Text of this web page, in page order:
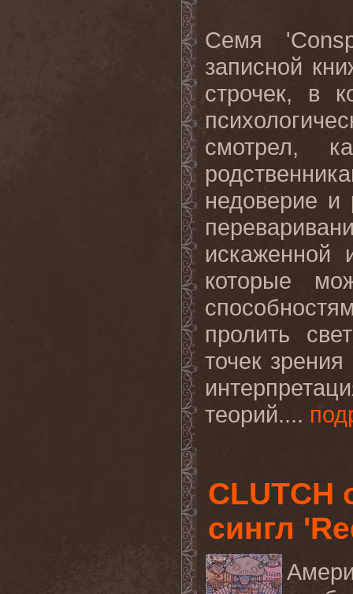
Семя
записной
строчек, в
смотрел,
недоверие и
искаженной
которые
пролить
точек
теорий....
CLUTCH
сингл